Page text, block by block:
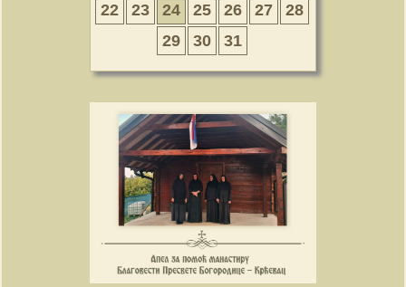
22
23 24 25 26 27
28
29
30 31